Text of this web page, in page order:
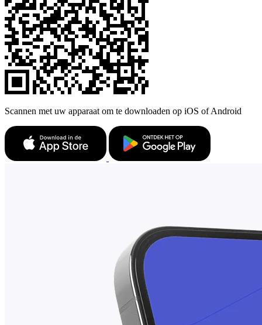
Scannen met uw apparaat om te downloaden op iOS of Android